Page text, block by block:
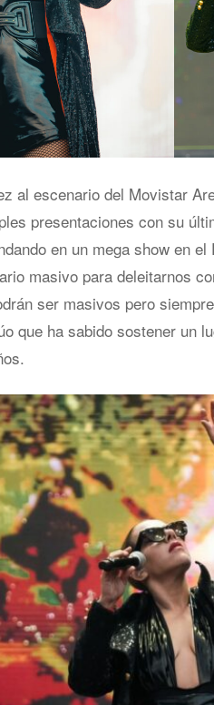
al escenario del Movistar
presentaciones con su
en un mega show en
masivo para deleitarnos
ser masivos pero
que ha sabido sostener un